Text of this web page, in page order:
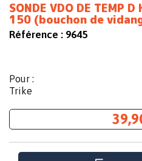
SONDE VDO DE TEMP
150 (bouchon de
Référence : 9645
Pour :
Trike